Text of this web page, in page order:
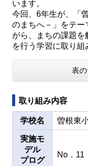
います。
今回、6年生が、「
のまちへ－」をテー
がら、まちの課題
を行う学習に取り組
表
取り組み内容
学校名 曽根東
実施モ
デル
プログ
No．